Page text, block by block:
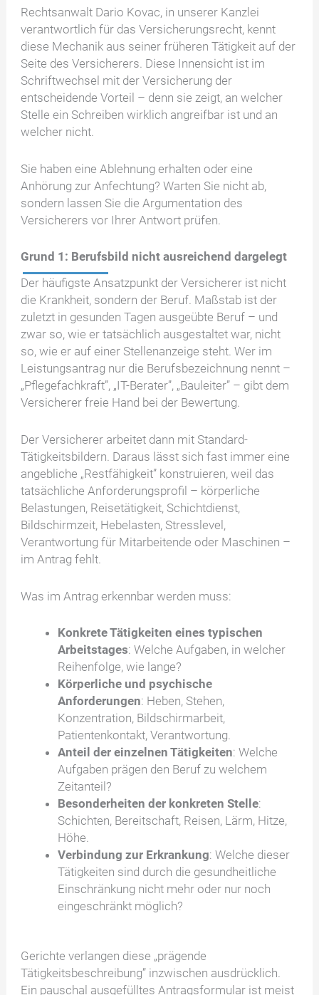
Rechtsanwalt Dario Kovac, in unserer Kanzlei
verantwortlich für das Versicherungsrecht, kennt
diese Mechanik aus seiner früheren Tätigkeit auf der
Seite des Versicherers. Diese Innensicht ist im
Schriftwechsel mit der Versicherung der
entscheidende Vorteil – denn sie zeigt, an welcher
Stelle ein Schreiben wirklich angreifbar ist und an
welcher nicht.
Sie haben eine Ablehnung erhalten oder eine
Anhörung zur Anfechtung? Warten Sie nicht ab,
sondern lassen Sie die Argumentation des
Versicherers vor Ihrer Antwort prüfen.
Grund 1: Berufsbild nicht ausreichend dargelegt
Der häufigste Ansatzpunkt der Versicherer ist nicht
die Krankheit, sondern der Beruf. Maßstab ist der
zuletzt in gesunden Tagen ausgeübte Beruf – und
zwar so, wie er tatsächlich ausgestaltet war, nicht
so, wie er auf einer Stellenanzeige steht. Wer im
Leistungsantrag nur die Berufsbezeichnung nennt –
„Pflegefachkraft”, „IT-Berater”, „Bauleiter” – gibt dem
Versicherer freie Hand bei der Bewertung.
Der Versicherer arbeitet dann mit Standard-
Tätigkeitsbildern. Daraus lässt sich fast immer eine
angebliche „Restfähigkeit” konstruieren, weil das
tatsächliche Anforderungsprofil – körperliche
Belastungen, Reisetätigkeit, Schichtdienst,
Bildschirmzeit, Hebelasten, Stresslevel,
Verantwortung für Mitarbeitende oder Maschinen –
im Antrag fehlt.
Was im Antrag erkennbar werden muss:
Konkrete Tätigkeiten eines typischen
Arbeitstages: Welche Aufgaben, in welcher
Reihenfolge, wie lange?
Körperliche und psychische
Anforderungen: Heben, Stehen,
Konzentration, Bildschirmarbeit,
Patientenkontakt, Verantwortung.
Anteil der einzelnen Tätigkeiten: Welche
Aufgaben prägen den Beruf zu welchem
Zeitanteil?
Besonderheiten der konkreten Stelle:
Schichten, Bereitschaft, Reisen, Lärm, Hitze,
Höhe.
Verbindung zur Erkrankung: Welche dieser
Tätigkeiten sind durch die gesundheitliche
Einschränkung nicht mehr oder nur noch
eingeschränkt möglich?
Gerichte verlangen diese „prägende
Tätigkeitsbeschreibung” inzwischen ausdrücklich.
Ein pauschal ausgefülltes Antragsformular ist meist